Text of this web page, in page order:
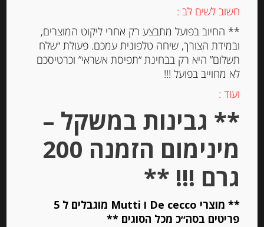
-
₪12.00
Out of
חשוב לשים לב :
** החיוב בפועל מתבצע רק אחרי ליקוט המוצרים,
ובמידת הצורך, שיחה טלפונית עמכם. פעולת “שלח
תשלום” היא רק בבחינת “תפיסת אשראי” וכרטיסכם
לא מחוייב בפועל !!!
ועוד :
** גבינות במשקל –
מינימום הזמנה 200
גרם !!! **
** מוצרי De cecco ו Mutti מוגבלים ל 5
פריטים בסה״כ מכל הסוגים **